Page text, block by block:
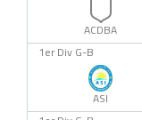
ACDBA
1er Div G-B
ASI